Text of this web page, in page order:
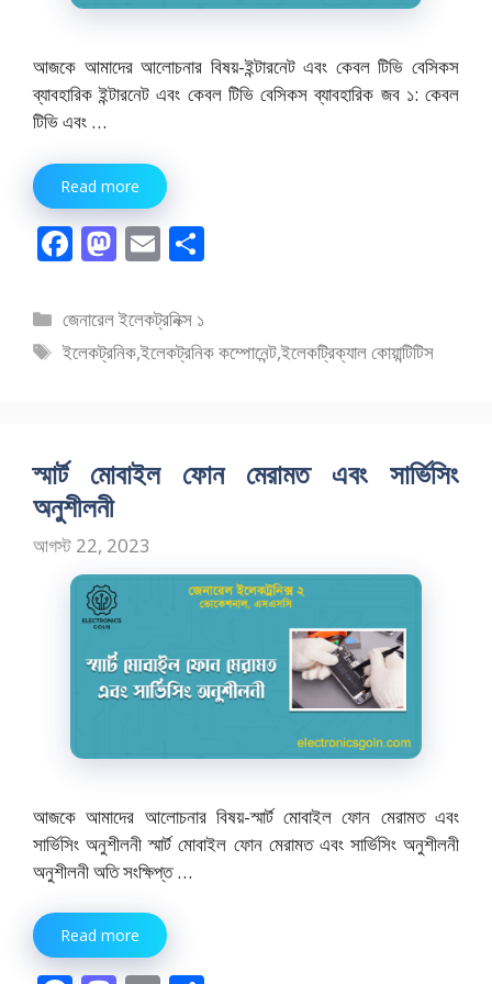
আজকে আমাদের আলোচনার বিষয়-ইন্টারনেট এবং কেবল টিভি বেসিকস
ব্যাবহারিক ইন্টারনেট এবং কেবল টিভি বেসিকস ব্যাবহারিক জব ১: কেবল
টিভি এবং …
Read more
F
ac
e
b
M
as
to
d
E
m
ai
l e
বিভাগ
সমূহ
জেনারেল ইলেকট্রনিক্স ১
ট্যাগ
ইলেকট্রনিক,ইলেকট্রনিক কম্পোনেন্ট,ইলেকট্রিক্যাল কোয়ান্টিটিস
স্মার্ট মোবাইল ফোন মেরামত এবং সার্ভিসিং
অনুশীলনী
আগস্ট 22, 2023
আজকে আমাদের আলোচনার বিষয়-স্মার্ট মোবাইল ফোন মেরামত এবং
সার্ভিসিং অনুশীলনী স্মার্ট মোবাইল ফোন মেরামত এবং সার্ভিসিং অনুশীলনী
অনুশীলনী অতি সংক্ষিপ্ত …
Read more